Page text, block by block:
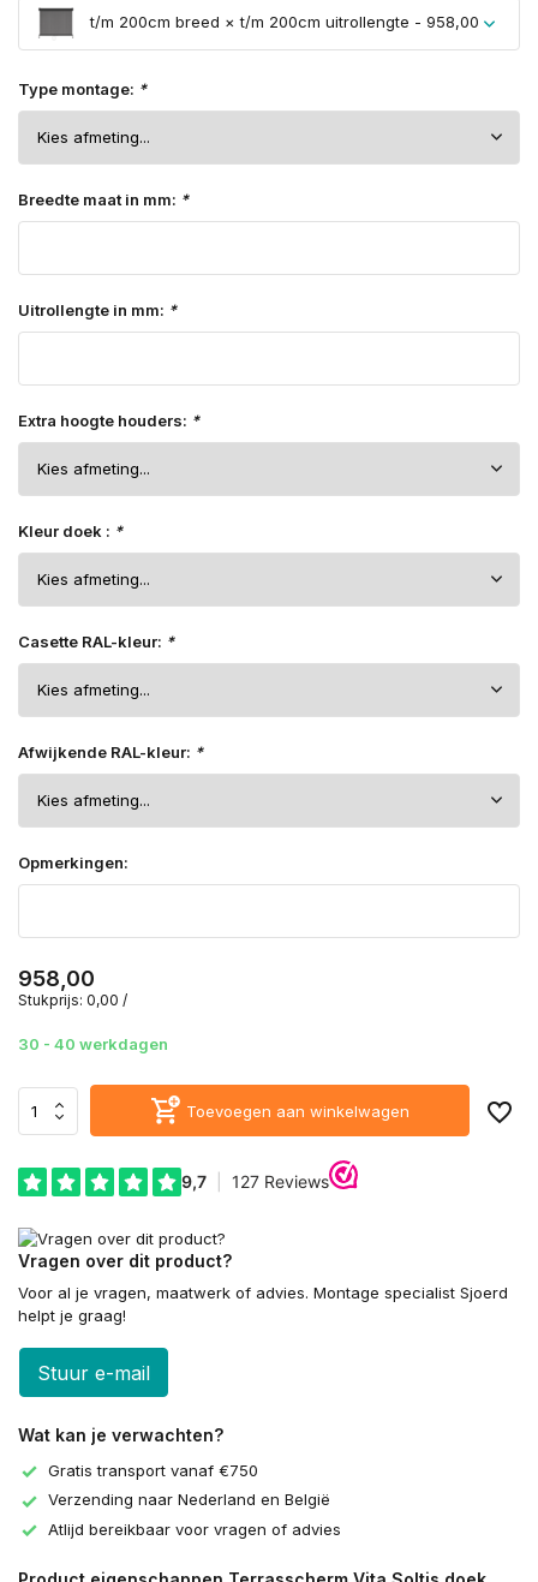
t/m 200cm breed × t/m 200cm uitrollengte - 958,00
Type montage: *
Breedte maat in mm: *
Uitrollengte in mm: *
Extra hoogte houders: *
Kleur doek : *
Casette RAL-kleur: *
Afwijkende RAL-kleur: *
Opmerkingen:
958,00
Stukprijs: 0,00 /
30 - 40 werkdagen
Toevoegen aan winkelwagen
Vragen over dit product?
Voor al je vragen, maatwerk of advies. Montage specialist Sjoerd
helpt je graag!
Stuur e-mail
Wat kan je verwachten?
Gratis transport vanaf €750
Verzending naar Nederland en België
Atlijd bereikbaar voor vragen of advies